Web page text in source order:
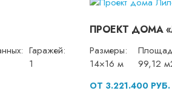
Гаражей:
1
ПРОЕКТ ДОМА
Размеры:
14×16 м
99,12
ОТ 3.221.400 РУБ.